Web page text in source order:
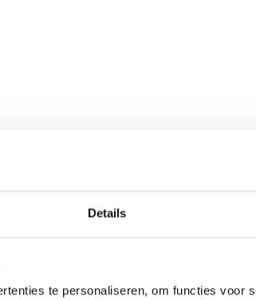
Details
te personaliseren, om functies voor